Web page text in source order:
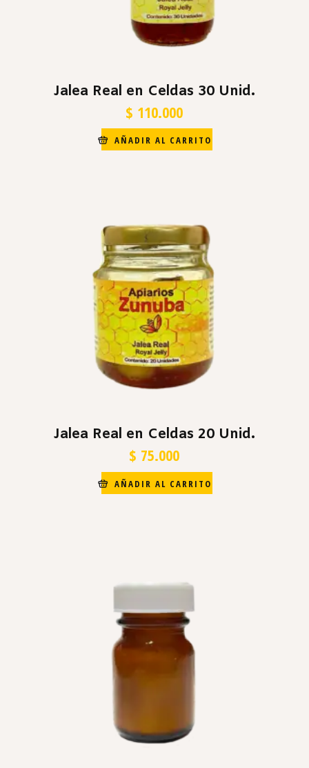
Jalea Real en Celdas 30 Unid.
$ 110.000
AÑADIR AL CARRITO
Jalea Real en Celdas 20 Unid.
$ 75.000
AÑADIR AL CARRITO